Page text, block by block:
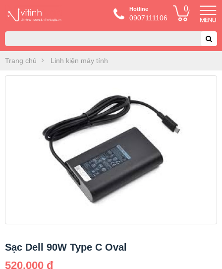
Hotline
0907111106
0
Trang chủ Linh kiện máy tính
Sạc Dell 90W Type C Oval
520.000 đ